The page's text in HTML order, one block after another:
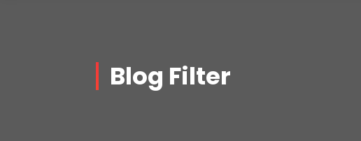
Blog Filter